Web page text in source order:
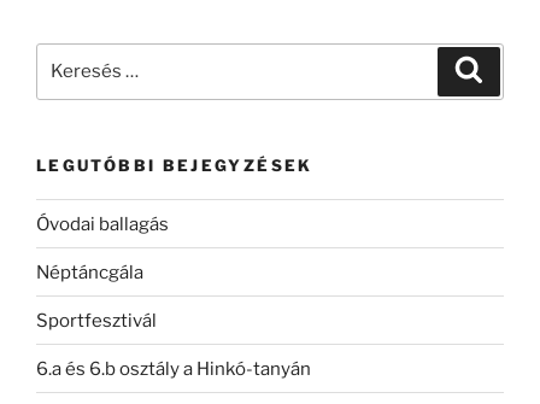
LEGUTÓBBI BEJEGYZÉSEK
Óvodai ballagás
Néptáncgála
Sportfesztivál
6.a és 6.b osztály a Hinkó-tanyán